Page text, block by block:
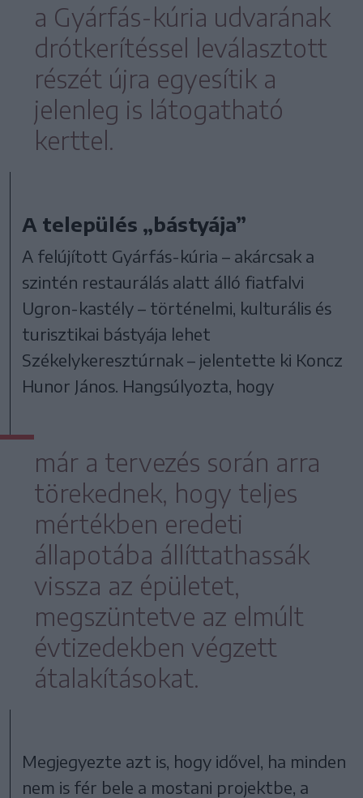
a Gyárfás-kúria udvarának
drótkerítéssel leválasztott
részét újra egyesítik a
jelenleg is látogatható
kerttel.
A település „bástyája”
A felújított Gyárfás-kúria – akárcsak a
szintén restaurálás alatt álló fiatfalvi
Ugron-kastély – történelmi, kulturális és
turisztikai bástyája lehet
Székelykeresztúrnak – jelentette ki Koncz
Hunor János. Hangsúlyozta, hogy
már a tervezés során arra
törekednek, hogy teljes
mértékben eredeti
állapotába állíttathassák
vissza az épületet,
megszüntetve az elmúlt
évtizedekben végzett
átalakításokat.
Megjegyezte azt is, hogy idővel, ha minden
nem is fér bele a mostani projektbe, a